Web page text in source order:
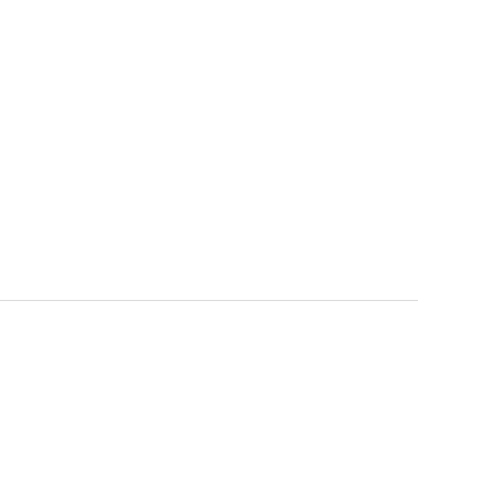
вступу його в дію та період(и)